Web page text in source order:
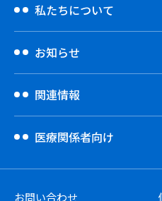
私たちについて
お知らせ
関連情報
医療関係者向け
お問い合わせ